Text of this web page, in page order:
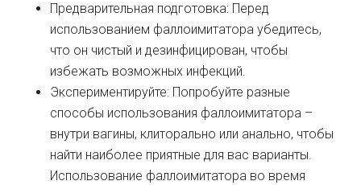
Предварительная подготовка: Перед
использованием фаллоимитатора убедитесь,
что он чистый и дезинфицирован, чтобы
избежать возможных инфекций.
Экспериментируйте: Попробуйте разные
способы использования фаллоимитатора –
внутри вагины, клиторально или анально, чтобы
найти наиболее приятные для вас варианты.
Использование фаллоимитатора во время